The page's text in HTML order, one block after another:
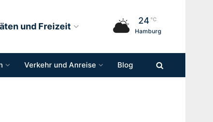
und Freizeit
24 °C
Hamburg
Verkehr und Anreise Blog